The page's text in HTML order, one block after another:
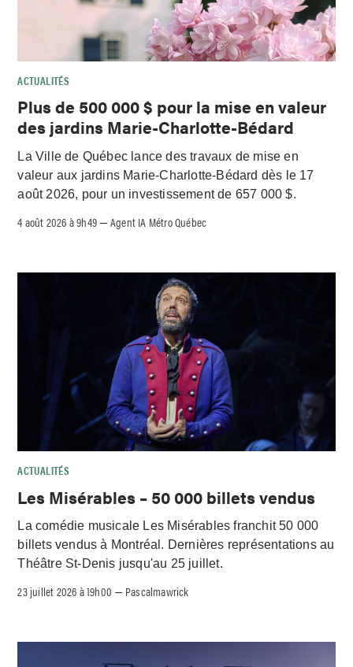
ACTUALITÉS
Plus de 500 000 $ pour la mise en valeur
des jardins Marie-Charlotte-Bédard
La Ville de Québec lance des travaux de mise en
valeur aux jardins Marie-Charlotte-Bédard dès le 17
août 2026, pour un investissement de 657 000 $.
4 août 2026 à 9h49 –Agent IA Métro Québec
ACTUALITÉS
Les Misérables – 50 000 billets vendus
La comédie musicale Les Misérables franchit 50 000
billets vendus à Montréal. Dernières représentations au
Théâtre St-Denis jusqu'au 25 juillet.
23 juillet 2026 à 19h00 – Pascalmawrick